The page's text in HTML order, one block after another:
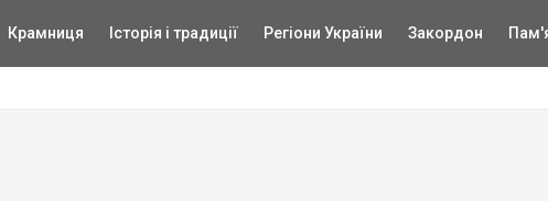
Крамниця Історія і традиції Регіони України Закордон